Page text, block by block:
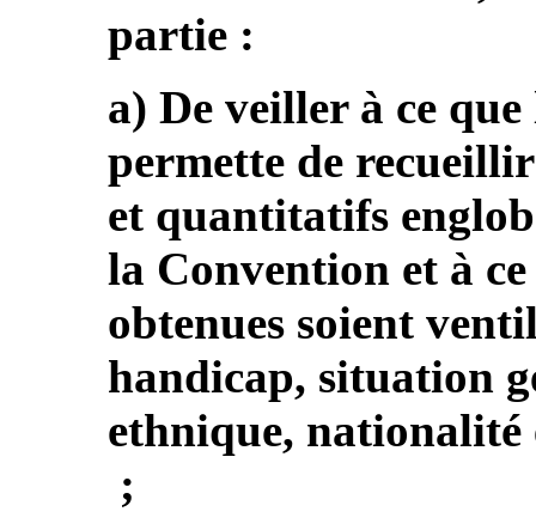
partie :
a) De veiller à ce
permette de
et quantitatifs
la Convention et à
obtenues soient
handicap, situation
ethnique, nationalité
;